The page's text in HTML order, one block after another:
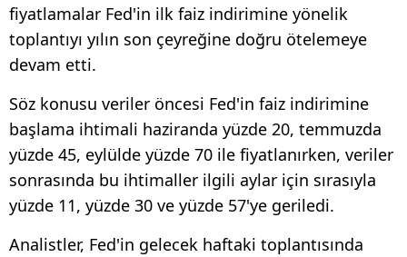
fiyatlamalar Fed'in ilk faiz indirimine yönelik
toplantıyı yılın son çeyreğine doğru ötelemeye
devam etti.
Söz konusu veriler öncesi Fed'in faiz indirimine
başlama ihtimali haziranda yüzde 20, temmuzda
yüzde 45, eylülde yüzde 70 ile fiyatlanırken, veriler
sonrasında bu ihtimaller ilgili aylar için sırasıyla
yüzde 11, yüzde 30 ve yüzde 57'ye geriledi.
Analistler, Fed'in gelecek haftaki toplantısında